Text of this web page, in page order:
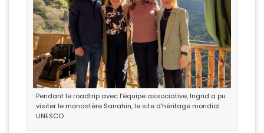
Pendant le roadtrip avec l’équipe associative, Ingrid a pu
visiter le monastère Sanahin, le site d’héritage mondial
UNESCO.